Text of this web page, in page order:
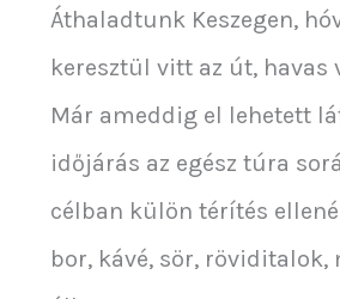
Áthaladtunk Keszegen,
keresztül vitt az út,
Már ameddig el lehetett
időjárás az egész túra
célban külön térítés
bor, kávé, sör,